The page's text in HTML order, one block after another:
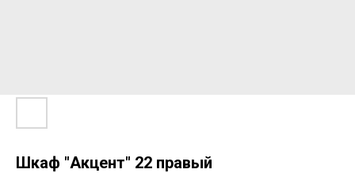
Шкаф "Акцент" 22 правый